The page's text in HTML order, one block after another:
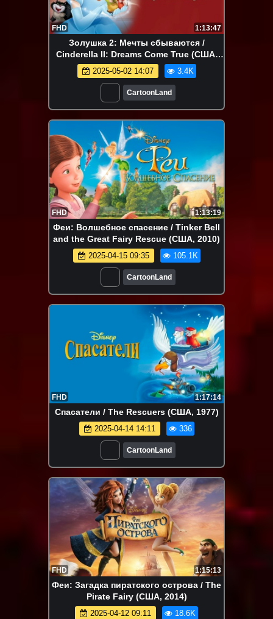
FHD 1:13:47
Золушка 2: Мечты сбываются /
Cinderella II: Dreams Come True (США,
2002)
2025-05-02 14:07 3.4K
CartoonLand
FHD 1:13:19
Феи: Волшебное спасение / Tinker Bell
and the Great Fairy Rescue (США, 2010)
2025-04-15 09:35 105.1K
CartoonLand
FHD 1:17:14
Спасатели / The Rescuers (США, 1977)
2025-04-14 14:11 336
CartoonLand
FHD 1:15:13
Феи: Загадка пиратского острова / The
Pirate Fairy (США, 2014)
2025-04-12 09:11 18.6K